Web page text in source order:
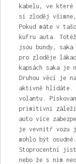
kabelu, ve
si zloděj
Pokud máte v
kufru auta.
jsou bundy, saka
pro zloděje
kapsách saka je
Druhou věcí je
aktivně hlídáte.
volantu.
primitivní
auto více
je vevnitř vozu
mohlo být
Stoprocentní
nebo že s ním